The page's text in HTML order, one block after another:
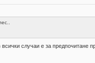
случаи е за предпочитане